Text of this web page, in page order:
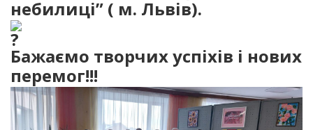
небилиці” ( м. Львів).
Бажаємо творчих успіхів і нових
перемог!!!